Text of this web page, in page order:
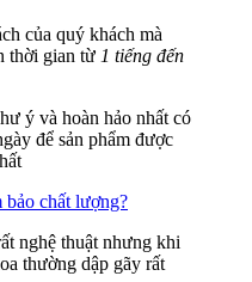
của quý khách mà
thời gian từ 1 tiếng đến
ý và hoàn hảo nhất có
để sản phẩm được
chất lượng?
nghệ thuật nhưng khi
thường dập gãy rất